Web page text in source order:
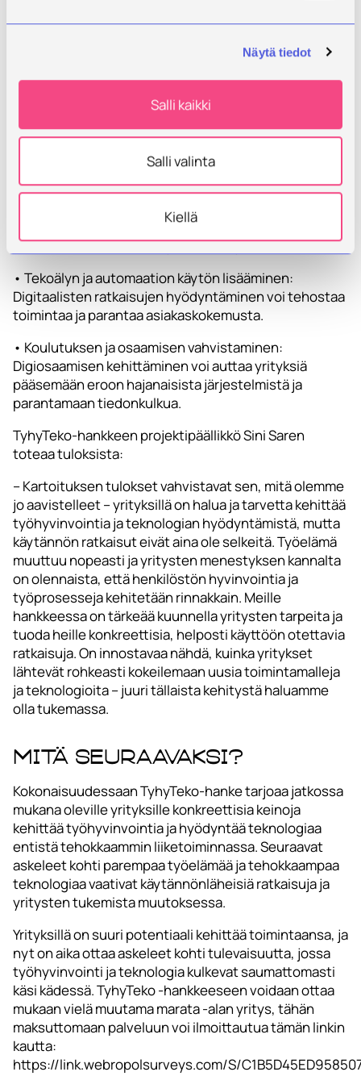
Näytä tiedot
Salli kaikki
Salli valinta
Kiellä
työhyvinvointia ja
TyhyTeko-hankkeen kartoitus osoittaa, että yrityksillä
teknologian hyödyntämistä, mutta tämä vaatii
lisätukea ja koulutusta. Hankkeen vaikuttavuus näkyy
• Työhyvinvoinnin kehittämiseen räätälöidyt mallit:
Yritysten erityistarpeisiin pohjautuvat toimenpiteet
voivat tukea henkilöstön jaksamista ja motivaatiota.
• Tekoälyn ja automaation käytön lisääminen:
Digitaalisten ratkaisujen hyödyntäminen voi tehostaa
toimintaa ja parantaa asiakaskokemusta.
• Koulutuksen ja osaamisen vahvistaminen:
Digiosaamisen kehittäminen voi auttaa yrityksiä
pääsemään eroon hajanaisista järjestelmistä ja
parantamaan tiedonkulkua.
TyhyTeko-hankkeen projektipäällikkö Sini Saren
toteaa tuloksista:
– Kartoituksen tulokset vahvistavat sen, mitä olemme
jo aavistelleet – yrityksillä on halua ja tarvetta kehittää
työhyvinvointia ja teknologian hyödyntämistä, mutta
käytännön ratkaisut eivät aina ole selkeitä. Työelämä
muuttuu nopeasti ja yritysten menestyksen kannalta
on olennaista, että henkilöstön hyvinvointia ja
työprosesseja kehitetään rinnakkain. Meille
hankkeessa on tärkeää kuunnella yritysten tarpeita ja
tuoda heille konkreettisia, helposti käyttöön otettavia
ratkaisuja. On innostavaa nähdä, kuinka yritykset
lähtevät rohkeasti kokeilemaan uusia toimintamalleja
ja teknologioita – juuri tällaista kehitystä haluamme
olla tukemassa.
Mitä seuraavaksi?
Kokonaisuudessaan TyhyTeko-hanke tarjoaa jatkossa
mukana oleville yrityksille konkreettisia keinoja
kehittää työhyvinvointia ja hyödyntää teknologiaa
entistä tehokkaammin liiketoiminnassa. Seuraavat
askeleet kohti parempaa työelämää ja tehokkaampaa
teknologiaa vaativat käytännönläheisiä ratkaisuja ja
yritysten tukemista muutoksessa.
Yrityksillä on suuri potentiaali kehittää toimintaansa, ja
nyt on aika ottaa askeleet kohti tulevaisuutta, jossa
työhyvinvointi ja teknologia kulkevat saumattomasti
käsi kädessä. TyhyTeko -hankkeeseen voidaan ottaa
mukaan vielä muutama marata -alan yritys, tähän
maksuttomaan palveluun voi ilmoittautua tämän linkin
kautta:
https://link.webropolsurveys.com/S/